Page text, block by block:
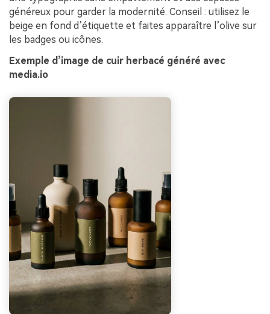
généreux pour garder la modernité. Conseil : utilisez le
beige en fond d’étiquette et faites apparaître l’olive sur
les badges ou icônes.
Exemple d’image de cuir herbacé généré avec
media.io